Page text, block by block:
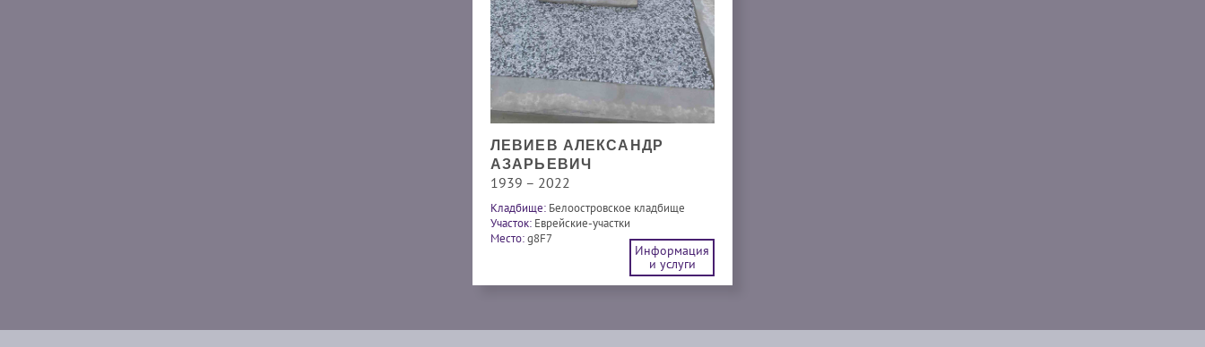
ЛЕВИЕВ АЛЕКСАНДР
АЗАРЬЕВИЧ
1939 – 2022
Кладбище: Белоостровское кладбище
Участок: Еврейские-участки
Место:g8F7
Информация
и услуги